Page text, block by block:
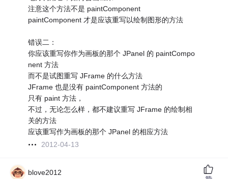
注意这个方法不是 paintComponent
paintComponent 才是应该重写以绘制图形的方法
错误二：
你应该重写你作为画板的那个 JPanel 的 paintCompo
nent 方法
而不是试图重写 JFrame 的什么方法
JFrame 也是没有 paintComponent 方法的
只有 paint 方法，
不过，无论怎么样，都不建议重写 JFrame 的绘制相
关的方法
应该重写作为画板的那个 JPanel 的相应方法
2012-04-13
blove2012